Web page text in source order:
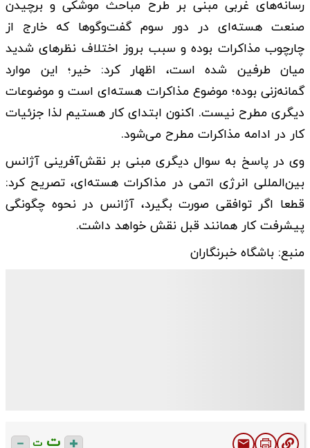
رسانه‌های غربی مبنی بر طرح مباحث موشکی و برچیدن
صنعت هسته‌ای در دور سوم گفت‌و‌گو‌ها که خارج از
چارچوب مذاکرات بوده و سبب بروز اختلاف نظر‌های شدید
میان طرفین شده است، اظهار کرد: خیر؛ این موارد
گمانه‌زنی بوده؛ موضوع مذاکرات هسته‌ای است و موضوعات
دیگری مطرح نیست. اکنون ابتدای کار هستیم لذا جزئیات
کار در ادامه مذاکرات مطرح می‌شود.
وی در پاسخ به سوال دیگری مبنی بر نقش‌آفرینی آژانس
بین‌المللی انرژی اتمی در مذاکرات هسته‌ای، تصریح کرد:
قطعا اگر توافقی صورت بگیرد، آژانس در نحوه چگونگی
پیشرفت کار همانند قبل نقش خواهد داشت.
منبع: باشگاه خبرنگاران
ت ت